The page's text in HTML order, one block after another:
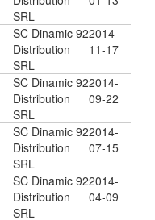
SRL
SC Dinamic 92
Distribution
SRL
2014-
11-17
SC Dinamic 92
Distribution
SRL
2014-
09-22
SC Dinamic 92
Distribution
SRL
2014-
07-15
SC Dinamic 92
Distribution
SRL
2014-
04-09